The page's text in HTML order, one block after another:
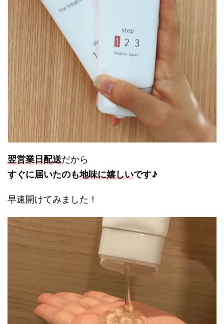
翌営業日配送だから
すぐに届いたのも地味に嬉しいです♪
早速開けてみました！